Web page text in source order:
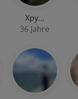
Xpy…
36 Jahre